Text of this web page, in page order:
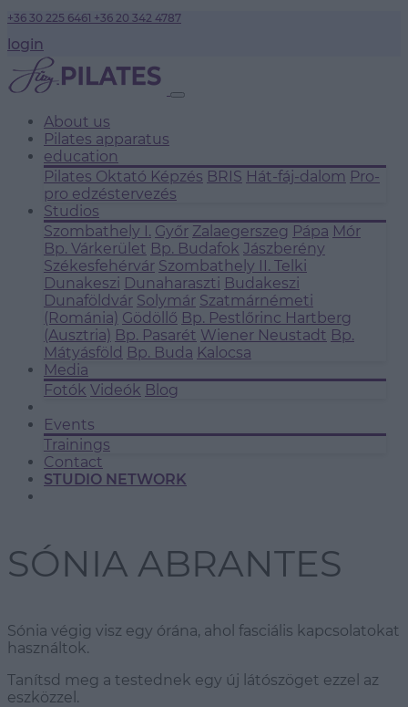
+36 30 225 6461 +36 20 342 4787
login
About us
Pilates apparatus
education
Pilates Oktató Képzés BRIS Hát-fáj-dalom Pro-
pro edzéstervezés
Studios
Szombathely I. Győr Zalaegerszeg Pápa Mór
Bp. Várkerület Bp. Budafok Jászberény
Székesfehérvár Szombathely II. Telki
Dunakeszi Dunaharaszti Budakeszi
Dunaföldvár Solymár Szatmárnémeti
(Románia) Gödöllő Bp. Pestlőrinc Hartberg
(Ausztria) Bp. Pasarét Wiener Neustadt Bp.
Mátyásföld Bp. Buda Kalocsa
Media
Fotók Videók Blog
Events
Trainings
Contact
STUDIO NETWORK
SÓNIA ABRANTES
Sónia végig visz egy órána, ahol fasciális kapcsolatokat
használtok.
Tanítsd meg a testednek egy új látószöget ezzel az
eszközzel.